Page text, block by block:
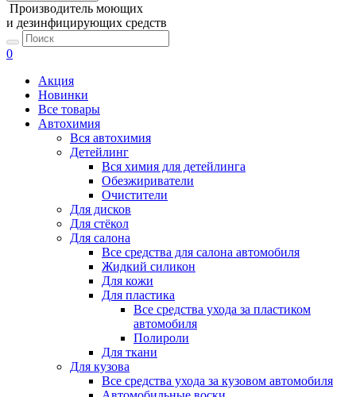
Производитель моющих
и дезинфицирующих средств
0
Акция
Новинки
Все товары
Автохимия
Вся автохимия
Детейлинг
Вся химия для детейлинга
Обезжириватели
Очистители
Для дисков
Для стёкол
Для салона
Все средства для салона автомобиля
Жидкий силикон
Для кожи
Для пластика
Все средства ухода за пластиком
автомобиля
Полироли
Для ткани
Для кузова
Все средства ухода за кузовом автомобиля